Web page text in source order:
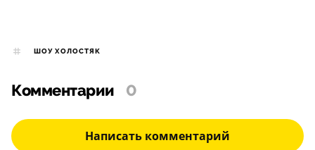
ШОУ ХОЛОСТЯК
Комментарии 0
Написать комментарий